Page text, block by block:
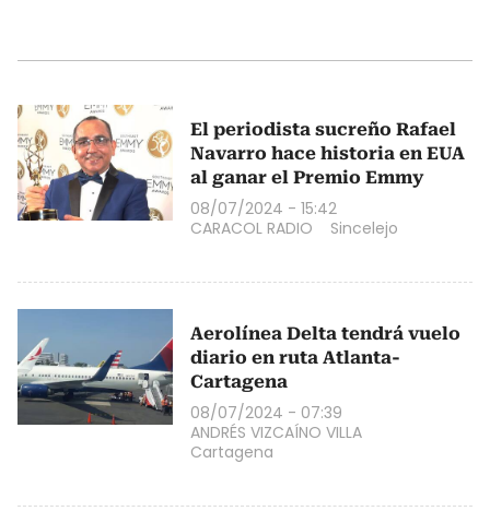
El periodista sucreño Rafael
Navarro hace historia en EUA
al ganar el Premio Emmy
08/07/2024 - 15:42
CARACOL RADIO
Sincelejo
Aerolínea Delta tendrá vuelo
diario en ruta Atlanta-
Cartagena
08/07/2024 - 07:39
ANDRÉS VIZCAÍNO VILLA
Cartagena